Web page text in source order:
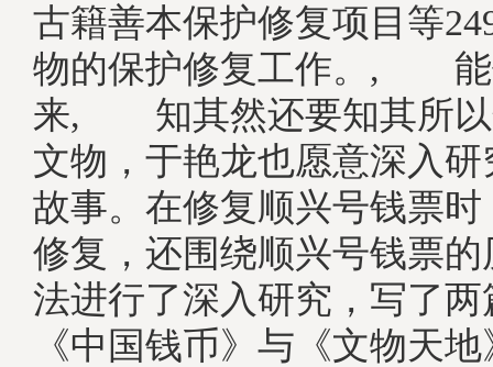
古籍善本保护修复项目等
物的保护修复工作。, 能
来, 知其然还要知其所以
文物，于艳龙也愿意深入
故事。在修复顺兴号钱票
修复，还围绕顺兴号钱票
法进行了深入研究，写了
《中国钱币》与《文物